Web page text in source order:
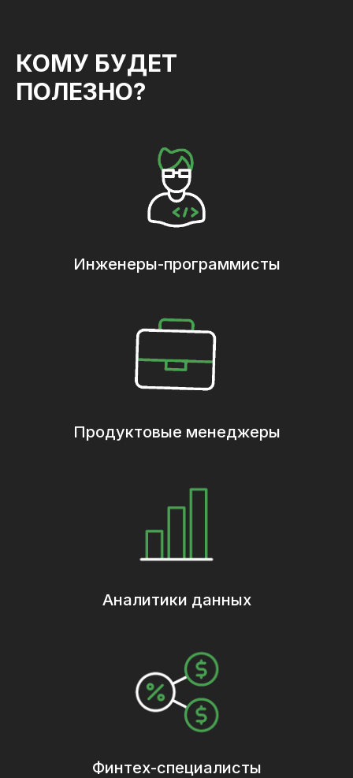
КОМУ БУДЕТ
ПОЛЕЗНО?
Инженеры-программисты
Продуктовые менеджеры
Аналитики данных
Финтех-специалисты